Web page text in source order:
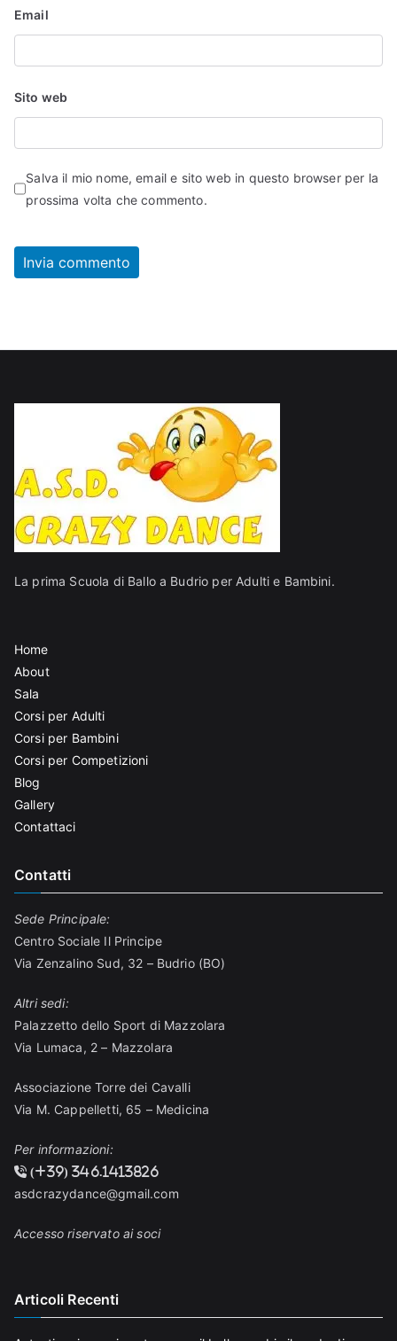
Email
Sito web
Salva il mio nome, email e sito web in questo browser per la
prossima volta che commento.
La prima Scuola di Ballo a Budrio per Adulti e Bambini.
Home
About
Sala
Corsi per Adulti
Corsi per Bambini
Corsi per Competizioni
Blog
Gallery
Contattaci
Contatti
Sede Principale:
Centro Sociale Il Principe
Via Zenzalino Sud, 32 – Budrio (BO)
Altri sedi:
Palazzetto dello Sport di Mazzolara
Via Lumaca, 2 – Mazzolara
Associazione Torre dei Cavalli
Via M. Cappelletti, 65 – Medicina
Per informazioni:
(+39) 346.1413826
asdcrazydance@gmail.com
Accesso riservato ai soci
Articoli Recenti